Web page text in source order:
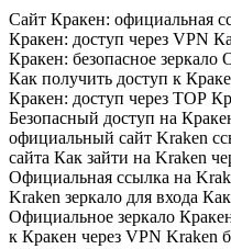
Сайт Кракен: официальная
Кракен: доступ через VPN
Кракен: безопасное
Как получить доступ к
Кракен: доступ через ТОР
Безопасный доступ на
официальный сайт Kraken
сайта Как зайти на Kraken
Официальная ссылка на
Kraken зеркало для входа
Официальное зеркало
к Кракен через VPN Kraken